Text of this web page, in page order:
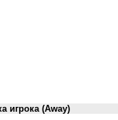
игрока (Away)